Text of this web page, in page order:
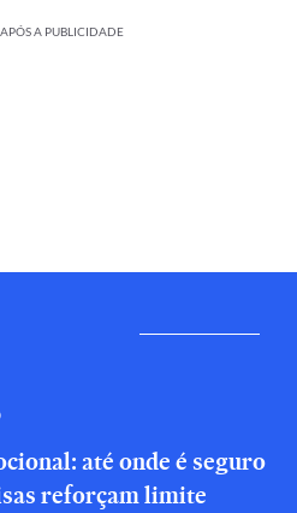
A PUBLICIDADE
até onde é seguro
reforçam limite